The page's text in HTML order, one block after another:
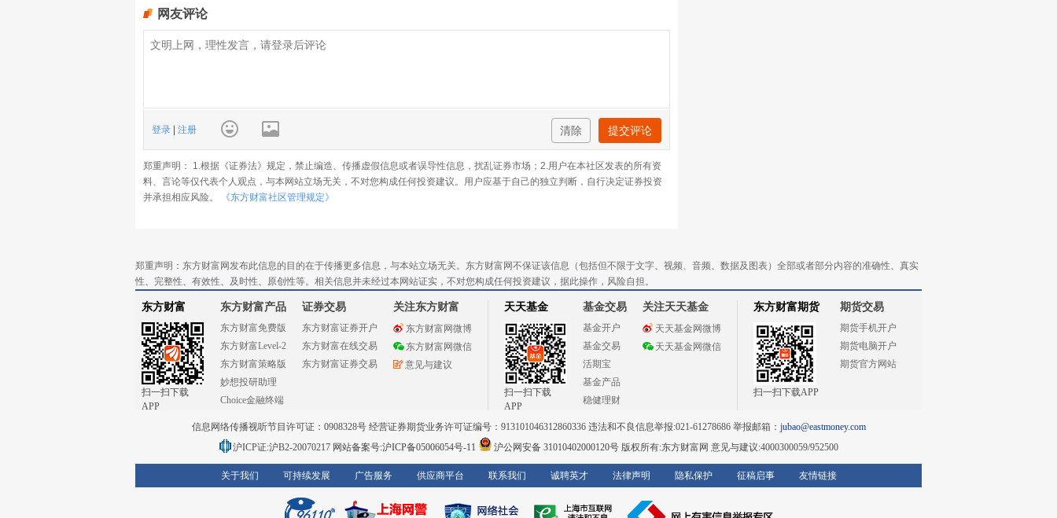
网友评论
登录 注册 清除 提交评论
郑重声明： 1.根据《证券法》规定，禁止编造、传播虚假信息或者误导性信息，扰乱证券市场；2.用户在本社区发表的所有资
料、言论等仅代表个人观点，与本网站立场无关，不对您构成任何投资建议。用户应基于自己的独立判断，自行决定证券投资
并承担相应风险。
《东方财富社区管理规定》
郑重声明：东方财富网发布此信息的目的在于传播更多信息，与本站立场无关。东方财富网不保证该信息（包括但不限于文字、视频、音频、数据及图表）全部或者部分内容的准确性、真实
性、完整性、有效性、及时性、原创性等。相关信息并未经过本网站证实，不对您构成任何投资建议，据此操作，风险自担。
东方财富
扫一扫下载
APP
东方财富产品
东方财富免费版
东方财富Level-2
东方财富策略版
妙想投研助理
Choice金融终端
证券交易
东方财富证券开户
东方财富在线交易
东方财富证券交易
关注东方财富
东方财富网微博
东方财富网微信
意见与建议
天天基金
扫一扫下载
APP
基金交易
基金开户
基金交易
活期宝
基金产品
稳健理财
关注天天基金
天天基金网微博
天天基金网微信
东方财富期货
扫一扫下载APP
期货交易
期货手机开户
期货电脑开户
期货官方网站
信息网络传播视听节目许可证：0908328号 经营证券期货业务许可证编号：913101046312860336 违法和不良信息举报:021-61278686 举报邮箱： jubao@eastmoney.com
沪ICP证:沪B2-20070217 网站备案号:沪ICP备05006054号-11 沪公网安备 31010402000120号版权所有:东方财富网 意见与建议:4000300059/952500
关于我们 可持续发展 广告服务 供应商平台 联系我们 诚聘英才 法律声明 隐私保护 征稿启事 友情链接